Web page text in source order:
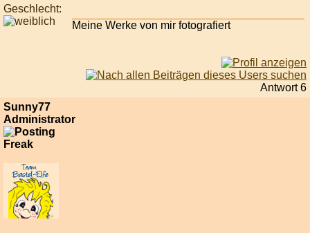
Geschlecht:
Meine Werke von mir fotografiert
Antwort 6
Sunny77
Administrator